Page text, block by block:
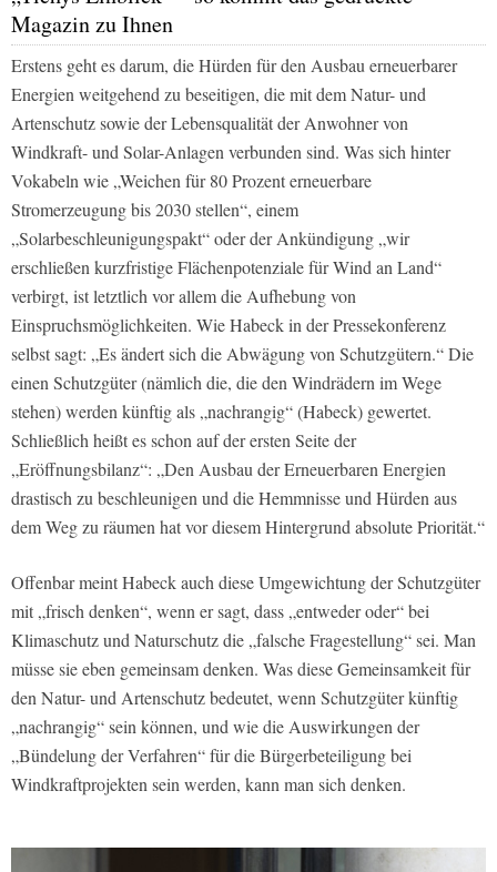
Magazin zu Ihnen
Erstens geht es darum, die Hürden für den Ausbau erneuerbarer
Energien weitgehend zu beseitigen, die mit dem Natur- und
Artenschutz sowie der Lebensqualität der Anwohner von
Windkraft- und Solar-Anlagen verbunden sind. Was sich hinter
Vokabeln wie „Weichen für 80 Prozent erneuerbare
Stromerzeugung bis 2030 stellen“, einem
„Solarbeschleunigungspakt“ oder der Ankündigung „wir
erschließen kurzfristige Flächenpotenziale für Wind an Land“
verbirgt, ist letztlich vor allem die Aufhebung von
Einspruchsmöglichkeiten. Wie Habeck in der Pressekonferenz
selbst sagt: „Es ändert sich die Abwägung von Schutzgütern.“ Die
einen Schutzgüter (nämlich die, die den Windrädern im Wege
stehen) werden künftig als „nachrangig“ (Habeck) gewertet.
Schließlich heißt es schon auf der ersten Seite der
„Eröffnungsbilanz“: „Den Ausbau der Erneuerbaren Energien
drastisch zu beschleunigen und die Hemmnisse und Hürden aus
dem Weg zu räumen hat vor diesem Hintergrund absolute Priorität.“
Offenbar meint Habeck auch diese Umgewichtung der Schutzgüter
mit „frisch denken“, wenn er sagt, dass „entweder oder“ bei
Klimaschutz und Naturschutz die „falsche Fragestellung“ sei. Man
müsse sie eben gemeinsam denken. Was diese Gemeinsamkeit für
den Natur- und Artenschutz bedeutet, wenn Schutzgüter künftig
„nachrangig“ sein können, und wie die Auswirkungen der
„Bündelung der Verfahren“ für die Bürgerbeteiligung bei
Windkraftprojekten sein werden, kann man sich denken.